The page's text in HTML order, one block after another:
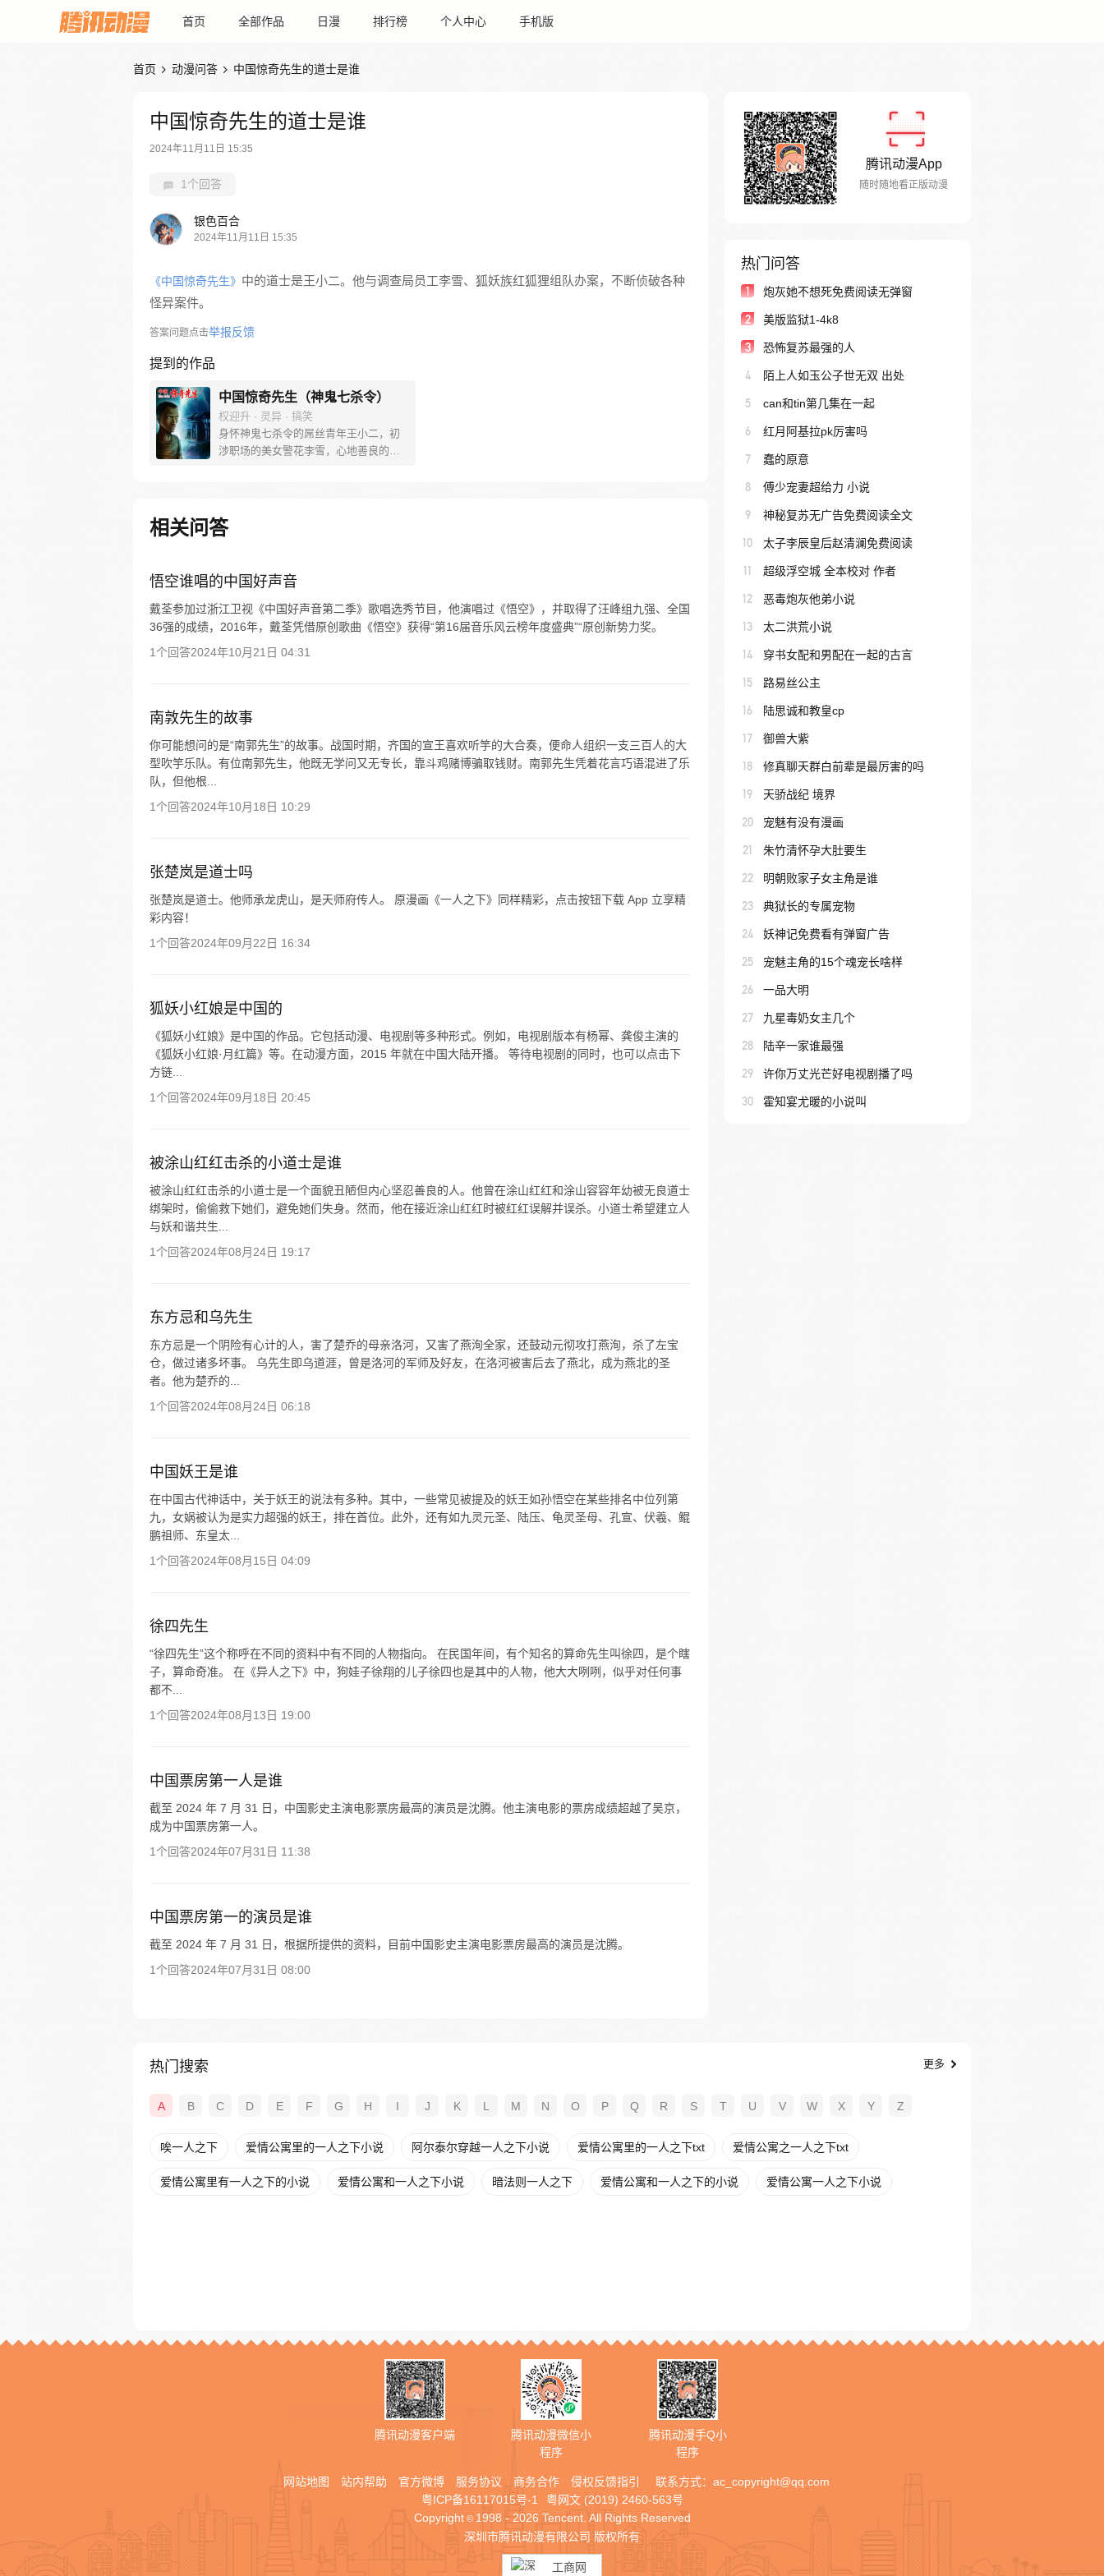
首页 全部作品 日漫 排行榜 个人中心 手机版
首页  动漫问答  中国惊奇先生的道士是谁
中国惊奇先生的道士是谁
2024年11月11日 15:35
1个回答
银色百合
2024年11月11日 15:35
《中国惊奇先生》 中的道士是王小二。他与调查局员工李雪、狐妖族红狐狸组队办案，不断侦破各种
怪异案件。
答案问题点击举报反馈
提到的作品
中国惊奇先生（神鬼七杀令）
权迎升 · 灵异 · 搞笑
身怀神鬼七杀令的屌丝青年王小二，初
涉职场的美女警花李雪，心地善良的痴
奇先生粉丝娱乐群（群号码：9327748
7）已满，欢迎加入中国惊奇先生粉丝娱
相关问答
悟空谁唱的中国好声音
戴荃参加过浙江卫视《中国好声音第二季》歌唱选秀节目，他演唱过《悟空》，并取得了汪峰组九强、全国
36强的成绩，2016年，戴荃凭借原创歌曲《悟空》获得“第16届音乐风云榜年度盛典”“原创新势力奖。
1个回答2024年10月21日 04:31
南敦先生的故事
你可能想问的是“南郭先生”的故事。战国时期，齐国的宣王喜欢听竽的大合奏，便命人组织一支三百人的大
型吹竽乐队。有位南郭先生，他既无学问又无专长，靠斗鸡赌博骗取钱财。南郭先生凭着花言巧语混进了乐
队，但他根...
1个回答2024年10月18日 10:29
张楚岚是道士吗
张楚岚是道士。他师承龙虎山，是天师府传人。 原漫画《一人之下》同样精彩，点击按钮下载 App 立享精
彩内容！
1个回答2024年09月22日 16:34
狐妖小红娘是中国的
《狐妖小红娘》是中国的作品。它包括动漫、电视剧等多种形式。例如，电视剧版本有杨幂、龚俊主演的
《狐妖小红娘·月红篇》等。在动漫方面，2015 年就在中国大陆开播。 等待电视剧的同时，也可以点击下
方链...
1个回答2024年09月18日 20:45
被涂山红红击杀的小道士是谁
被涂山红红击杀的小道士是一个面貌丑陋但内心坚忍善良的人。他曾在涂山红红和涂山容容年幼被无良道士
绑架时，偷偷救下她们，避免她们失身。然而，他在接近涂山红红时被红红误解并误杀。小道士希望建立人
与妖和谐共生...
1个回答2024年08月24日 19:17
东方忌和乌先生
东方忌是一个阴险有心计的人，害了楚乔的母亲洛河，又害了燕洵全家，还鼓动元彻攻打燕洵，杀了左宝
仓，做过诸多坏事。 乌先生即乌道涯，曾是洛河的军师及好友，在洛河被害后去了燕北，成为燕北的圣
者。他为楚乔的...
1个回答2024年08月24日 06:18
中国妖王是谁
在中国古代神话中，关于妖王的说法有多种。其中，一些常见被提及的妖王如孙悟空在某些排名中位列第
九，女娲被认为是实力超强的妖王，排在首位。此外，还有如九灵元圣、陆压、龟灵圣母、孔宣、伏羲、鲲
鹏祖师、东皇太...
1个回答2024年08月15日 04:09
徐四先生
“徐四先生”这个称呼在不同的资料中有不同的人物指向。 在民国年间，有个知名的算命先生叫徐四，是个瞎
子，算命奇准。 在《异人之下》中，狗娃子徐翔的儿子徐四也是其中的人物，他大大咧咧，似乎对任何事
都不...
1个回答2024年08月13日 19:00
中国票房第一人是谁
截至 2024 年 7 月 31 日，中国影史主演电影票房最高的演员是沈腾。他主演电影的票房成绩超越了吴京，
成为中国票房第一人。
1个回答2024年07月31日 11:38
中国票房第一的演员是谁
截至 2024 年 7 月 31 日，根据所提供的资料，目前中国影史主演电影票房最高的演员是沈腾。
1个回答2024年07月31日 08:00
腾讯动漫App
随时随地看正版动漫
热门问答
1 炮灰她不想死免费阅读无弹窗
2 美版监狱1-4k8
3 恐怖复苏最强的人
4 陌上人如玉公子世无双 出处
5 can和tin第几集在一起
6 红月阿基拉pk厉害吗
7 蠢的原意
8 傅少宠妻超给力 小说
9 神秘复苏无广告免费阅读全文
10 太子李辰皇后赵清澜免费阅读
11 超级浮空城 全本校对 作者
12 恶毒炮灰他弟小说
13 太二洪荒小说
14 穿书女配和男配在一起的古言
15 路易丝公主
16 陆思诚和教皇cp
17 御兽大紫
18 修真聊天群白前辈是最厉害的吗
19 天骄战纪 境界
20 宠魅有没有漫画
21 朱竹清怀孕大肚要生
22 明朝败家子女主角是谁
23 典狱长的专属宠物
24 妖神记免费看有弹窗广告
25 宠魅主角的15个魂宠长啥样
26 一品大明
27 九星毒奶女主几个
28 陆辛一家谁最强
29 许你万丈光芒好电视剧播了吗
30 霍知宴尤暖的小说叫
热门搜索 更多
A B C D E F G H I J K L M N O P Q R S T U V W X Y Z
唉一人之下 爱情公寓里的一人之下小说 阿尔泰尔穿越一人之下小说 爱情公寓里的一人之下txt 爱情公寓之一人之下txt
爱情公寓里有一人之下的小说 爱情公寓和一人之下小说 暗法则一人之下 爱情公寓和一人之下的小说 爱情公寓一人之下小说
腾讯动漫客户端
腾讯动漫微信小
程序
腾讯动漫手Q小
程序
网站地图 站内帮助 官方微博 服务协议 商务合作 侵权反馈指引 联系方式： ac_copyright@qq.com
粤ICP备16117015号-1
粤网文 (2019) 2460-563号
Copyright © 1998 - 2026 Tencent. All Rights Reserved
深圳市腾讯动漫有限公司 版权所有
工商网